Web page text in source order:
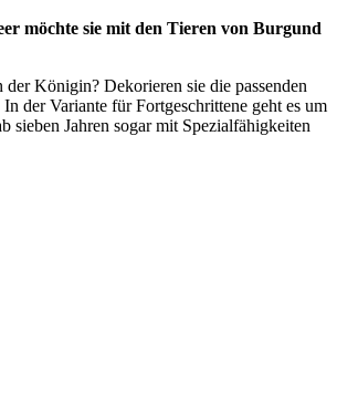
möchte sie mit den Tieren von Burgund
Königin? Dekorieren sie die passenden
der Variante für Fortgeschrittene geht es um
Jahren sogar mit Spezialfähigkeiten